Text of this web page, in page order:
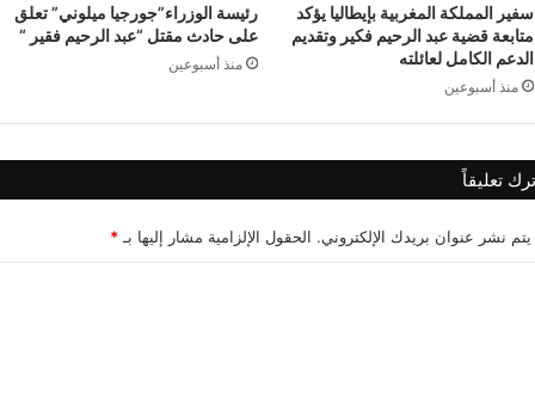
سفير المملكة المغربية بإيطاليا يؤكد
متابعة قضية عبد الرحيم فكير وتقديم
الدعم الكامل لعائلته
منذ أسبوعين
رئيسة الوزراء”جورجيا ميلوني” تعلق
على حادث مقتل “عبد الرحيم فقير “
منذ أسبوعين
تعليقاً
نشر عنوان بريدك الإلكتروني. الحقول الإلزامية مشار إليها بـ *